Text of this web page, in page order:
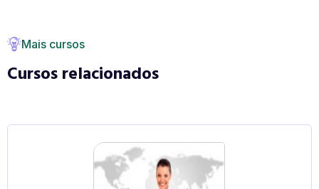
Mais cursos
Cursos relacionados